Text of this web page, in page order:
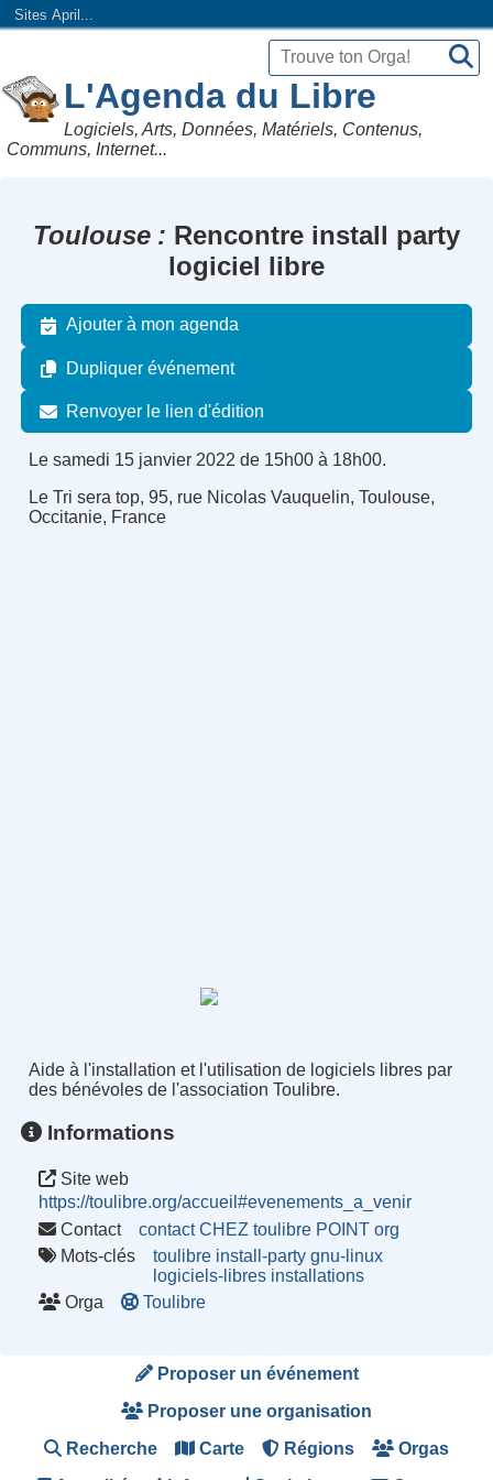
Sites April...
L'Agenda du Libre
Logiciels, Arts, Données, Matériels, Contenus,
Communs, Internet...
Toulouse
Rencontre install party
logiciel libre
Ajouter à mon agenda
Dupliquer événement
Renvoyer le lien d'édition
Le samedi 15 janvier 2022 de 15h00 à 18h00.
Le Tri sera top, 95, rue Nicolas Vauquelin, Toulouse,
Occitanie, France
Aide à l'installation et l'utilisation de logiciels libres par
des bénévoles de l'association Toulibre.
Informations
Site web
https://toulibre.org/accueil#evenements_a_venir
Contact
contact CHEZ toulibre POINT org
Mots-clés
toulibre install-party gnu-linux
logiciels-libres installations
Orga
Toulibre
Proposer un événement
Proposer une organisation
Recherche Carte Régions Orgas